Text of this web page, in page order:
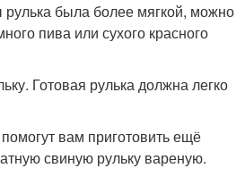
рулька была более мягкой, можно
пива или сухого красного
Готовая рулька должна легко
вам приготовить ещё
свиную рульку вареную.